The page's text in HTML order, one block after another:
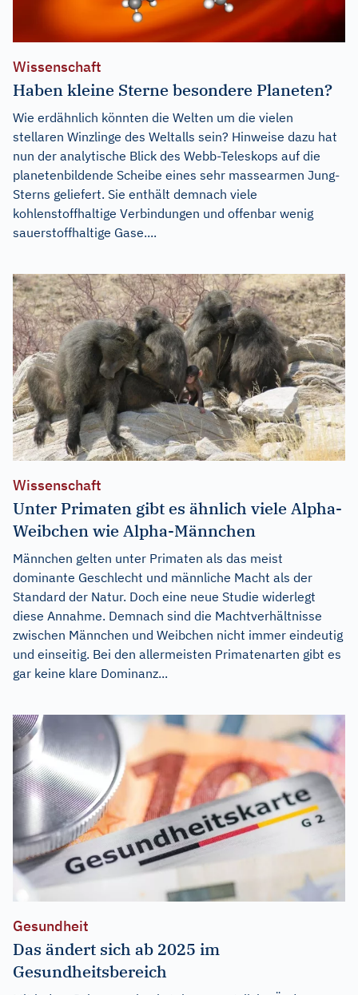
Wissenschaft
Haben kleine Sterne besondere Planeten?
Wie erdähnlich könnten die Welten um die vielen
stellaren Winzlinge des Weltalls sein? Hinweise dazu hat
nun der analytische Blick des Webb-Teleskops auf die
planetenbildende Scheibe eines sehr massearmen Jung-
Sterns geliefert. Sie enthält demnach viele
kohlenstoffhaltige Verbindungen und offenbar wenig
sauerstoffhaltige Gase....
Wissenschaft
Unter Primaten gibt es ähnlich viele Alpha-
Weibchen wie Alpha-Männchen
Männchen gelten unter Primaten als das meist
dominante Geschlecht und männliche Macht als der
Standard der Natur. Doch eine neue Studie widerlegt
diese Annahme. Demnach sind die Machtverhältnisse
zwischen Männchen und Weibchen nicht immer eindeutig
und einseitig. Bei den allermeisten Primatenarten gibt es
gar keine klare Dominanz...
Gesundheit
Das ändert sich ab 2025 im
Gesundheitsbereich